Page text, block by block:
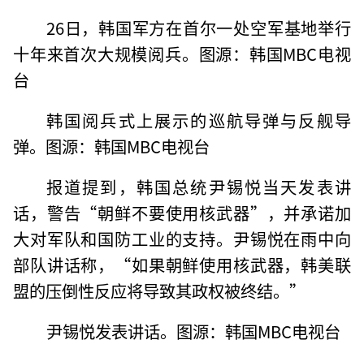
26日，韩国军方在首尔一处空军基地举行
十年来首次大规模阅兵。图源：韩国MBC电视
台
韩国阅兵式上展示的巡航导弹与反舰导
弹。图源：韩国MBC电视台
报道提到，韩国总统尹锡悦当天发表讲
话，警告“朝鲜不要使用核武器”，并承诺加
大对军队和国防工业的支持。尹锡悦在雨中向
部队讲话称，“如果朝鲜使用核武器，韩美联
盟的压倒性反应将导致其政权被终结。”
尹锡悦发表讲话。图源：韩国MBC电视台